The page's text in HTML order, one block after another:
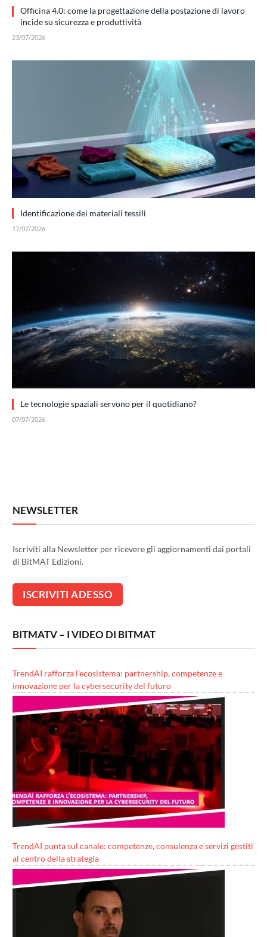
Officina 4.0: come la progettazione della postazione di lavoro
incide su sicurezza e produttività
23/07/2026
Identificazione dei materiali tessili
17/07/2026
Le tecnologie spaziali servono per il quotidiano?
07/07/2026
NEWSLETTER
Iscriviti alla Newsletter per ricevere gli aggiornamenti dai portali
di BitMAT Edizioni.
BITMATV – I VIDEO DI BITMAT
TrendAI rafforza l’ecosistema: partnership, competenze e
innovazione per la cybersecurity del futuro
TrendAI punta sul canale: competenze, consulenza e servizi gestiti
al centro della strategia